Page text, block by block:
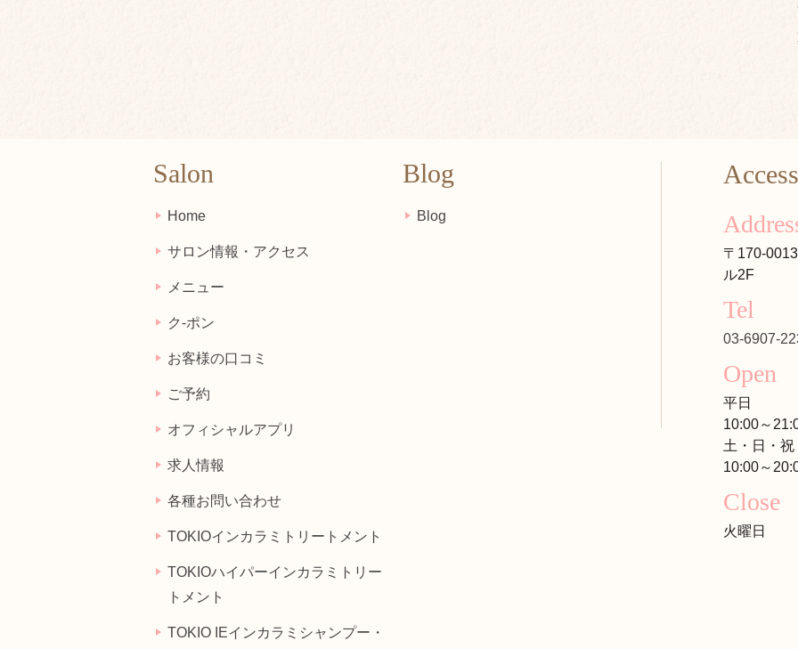
Salon
Home
サロン情報・アクセス
メニュー
ク-ポン
お客様の口コミ
ご予約
オフィシャルアプリ
求人情報
各種お問い合わせ
TOKIOインカラミトリートメント
TOKIOハイパーインカラミトリー
トメント
TOKIO IEインカラミシャンプー・
Blog
Blog
Access
〒170-
ル2F
Tel
03-6907-
Open
平日
10:00～
土・日・祝
10:00～
Close
火曜日